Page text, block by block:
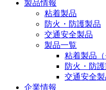
製品情報
粘着製品
防火・防護製品
交通安全製品
製品一覧
粘着製品
防火・防
交通安全
企業情報